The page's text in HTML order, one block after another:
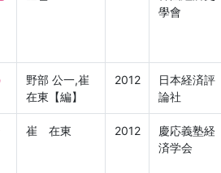
學會
野部 公一,崔
在東【編】
2012
日本経済評
論社
崔 在東 2012
慶応義塾経
済学会